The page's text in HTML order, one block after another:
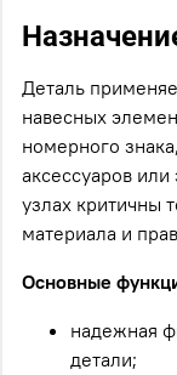
Деталь
навесных
номерного
аксессуаров
узлах критичны
материала и
Основные
надежная
детали;